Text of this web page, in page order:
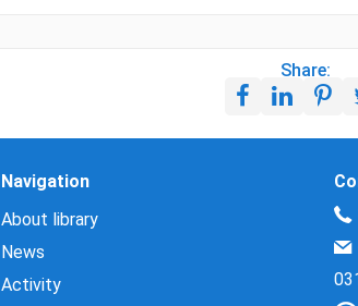
Share:
Navigation
About library
News
Activity